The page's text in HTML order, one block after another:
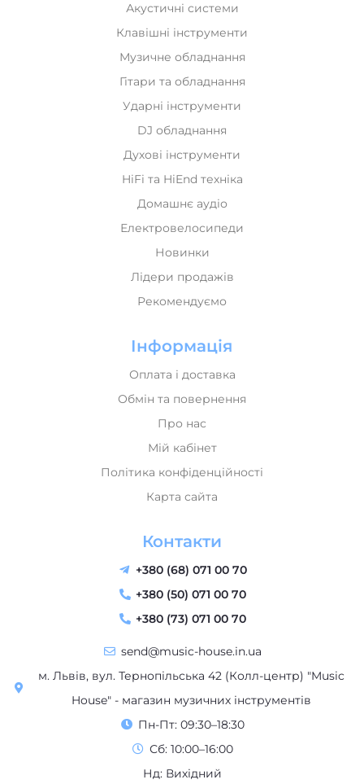
Акустичні системи
Клавішні інструменти
Музичне обладнання
Гітари та обладнання
Ударні інструменти
DJ обладнання
Духові інструменти
HiFi та HiEnd техніка
Домашнє аудіо
Електровелосипеди
Новинки
Лідери продажів
Рекомендуємо
Інформація
Оплата і доставка
Обмін та повернення
Про нас
Мій кабінет
Політика конфіденційності
Карта сайта
Контакти
+380 (68) 071 00 70
+380 (50) 071 00 70
+380 (73) 071 00 70
send@music-house.in.ua
м. Львів, вул. Тернопільська 42 (Колл-центр) "Music
House" - магазин музичних інструментів
Пн-Пт: 09:30–18:30
Сб: 10:00–16:00
Нд: Вихідний